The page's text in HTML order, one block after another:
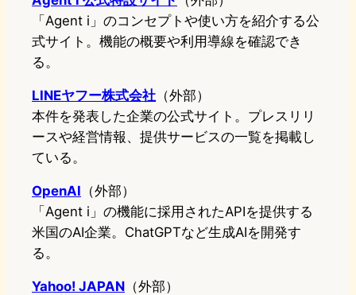
「Agent i」のコンセプトや使い方を紹介する公
式サイト。機能の概要や利用導線を確認でき
る。
LINEヤフー株式会社 （外部）
本件を発表した企業の公式サイト。プレスリリ
ースや経営情報、提供サービスの一覧を掲載し
ている。
OpenAI （外部）
「Agent i」の機能に採用されたAPIを提供する
米国のAI企業。ChatGPTなど生成AIを開発す
る。
Yahoo! JAPAN （外部）